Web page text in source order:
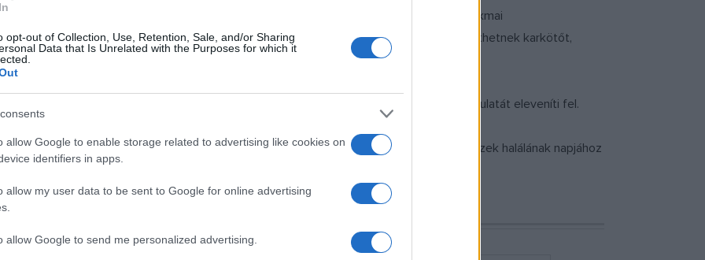
opt-out of Collection, Use, Retention, Sale, and/or Sharing
Data that Is Unrelated with the Purposes for which it
allow Google to enable storage related to advertising like cookies on
identifiers in apps.
allow my user data to be sent to Google for online advertising
allow Google to send me personalized advertising.
hajtogathatnak egy alkotóprogram részeként Dézsi Julianna porcelánfestő szakmai
során a porcelángyártásról is mesél. Emellett az érdeklődők makramétechnikával készíthetnek karkötőt,
a Zsolnay család által ihletett munkájáról mesél, amely a szecessziós Pécs hangulatát eleveníti fel.
világnapját június 10-én, mely a katalán Antoni Gaudí és Lechner Ödön építészek halálának napjához